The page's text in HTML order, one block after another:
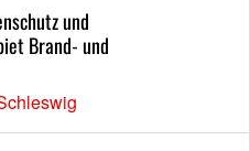
und
Brand- und